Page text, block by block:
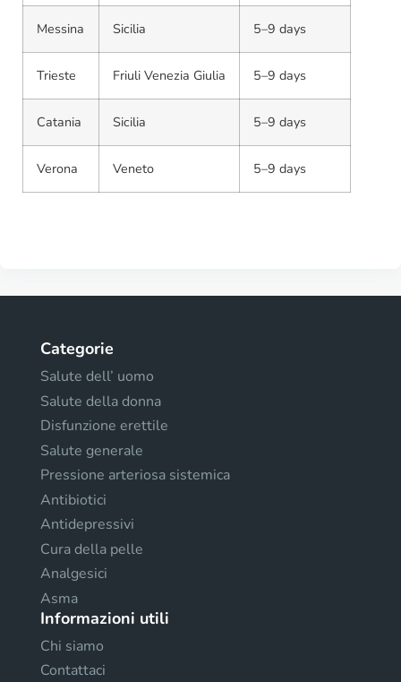
Messina Sicilia 5–9 days
Trieste Friuli Venezia Giulia 5–9 days
Catania Sicilia 5–9 days
Verona Veneto 5–9 days
Categorie
Salute dell’ uomo
Salute della donna
Disfunzione erettile
Salute generale
Pressione arteriosa sistemica
Antibiotici
Antidepressivi
Cura della pelle
Analgesici
Asma
Informazioni utili
Chi siamo
Contattaci